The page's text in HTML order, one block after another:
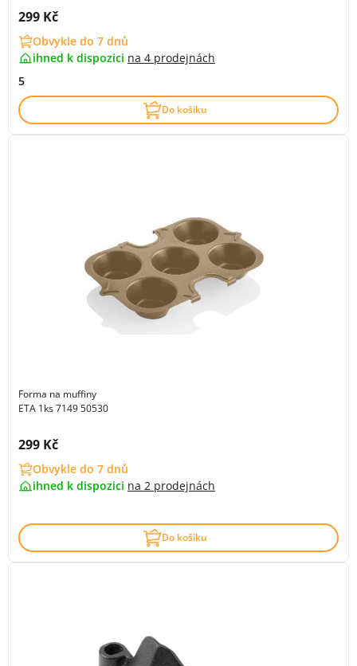
Cena s DPH:
299 Kč
Obvykle do 7 dnů
ihned k dispozici na 4 prodejnách
5
Do košíku
Forma na muffiny
ETA 1ks 7149 50530
Cena s DPH:
299 Kč
Obvykle do 7 dnů
ihned k dispozici na 2 prodejnách
Do košíku